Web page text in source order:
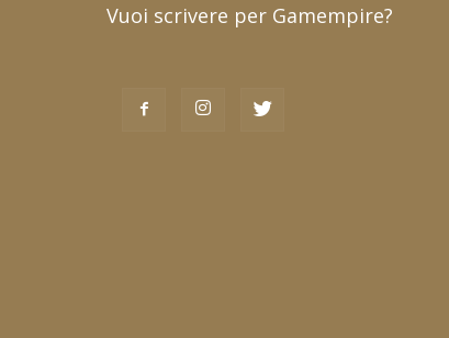
Vuoi scrivere per Gamempire?